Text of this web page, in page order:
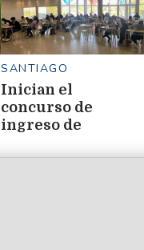
SANTIAGO
Inician el
concurso de
ingreso de
municipales